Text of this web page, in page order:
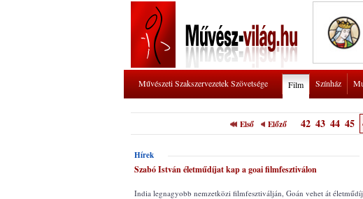
Művészeti Szakszervezetek Szövetsége Film Színház
Első Előző 42 43 44 45
Hírek
Szabó István életműdíjat kap a goai filmfesztiválon
India legnagyobb nemzetközi filmfesztiválján, Goán vehet át